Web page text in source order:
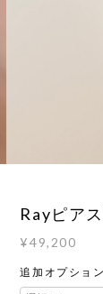
Rayピア
¥49,200
追加オプション